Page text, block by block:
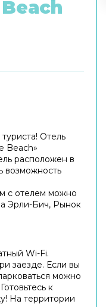
Отель
Beach»
расположен в
возможность
с отелем можно
Эрли-Бич, Рынок
Wi-Fi.
заезде. Если вы
можно
к
На территории